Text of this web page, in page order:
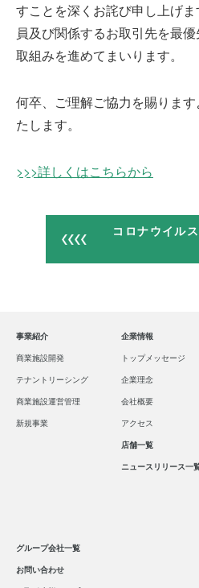
採用情
すことを深くお詫び申し上げ
員及び関係するお取引先を最
取組みを進めてまいります。
何卒、ご理解ご協力を賜りま
たします。
>>>詳しくはこちらから
コロナウイル
事業紹介
商業施設開発
テナントリーシング
商業施設運営管理
新規事業
企業情報
トップメッセージ
企業理念
会社概要
アクセス
店舗一覧
ニュースリリース一
グループ会社一覧
お問い合わせ